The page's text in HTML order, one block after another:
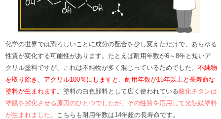
化学の世界では恐ろしいことに成分の配合を少し変えただけで、あらゆる
性質が変化する可能性があります。たとえば耐用年数が6～8年と短いア
クリル塗料ですが、これは不純物が多く混じっているためでした。 不純物
を取り除き、アクリル100％にしますと、耐用年数が15年以上と長寿命な
塗料が生まれます 。塗料の白色顔料として広く使われている酸化チタンは
塗膜を劣化させる原因のひとつでしたが、その性質を応用して光触媒塗料
が生まれました 。こちらも耐用年数は14年超の長寿命です。